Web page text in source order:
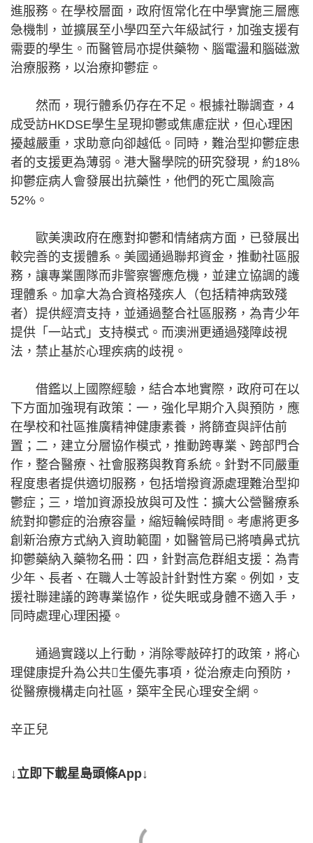
進服務。在學校層面，政府恆常化在中學實施三層應
急機制，並擴展至小學四至六年級試行，加強支援有
需要的學生。而醫管局亦提供藥物、腦電盪和腦磁激
治療服務，以治療抑鬱症。
然而，現行體系仍存在不足。根據社聯調查，4
成受訪HKDSE學生呈現抑鬱或焦慮症狀，但心理困
擾越嚴重，求助意向卻越低。同時，難治型抑鬱症患
者的支援更為薄弱。港大醫學院的研究發現，約18%
抑鬱症病人會發展出抗藥性，他們的死亡風險高
52%。
歐美澳政府在應對抑鬱和情緒病方面，已發展出
較完善的支援體系。美國通過聯邦資金，推動社區服
務，讓專業團隊而非警察響應危機，並建立協調的護
理體系。加拿大為合資格殘疾人（包括精神病致殘
者）提供經濟支持，並通過整合社區服務，為青少年
提供「一站式」支持模式。而澳洲更通過殘障歧視
法，禁止基於心理疾病的歧視。
借鑑以上國際經驗，結合本地實際，政府可在以
下方面加強現有政策：一，強化早期介入與預防，應
在學校和社區推廣精神健康素養，將篩查與評估前
置；二，建立分層協作模式，推動跨專業、跨部門合
作，整合醫療、社會服務與教育系統。針對不同嚴重
程度患者提供適切服務，包括增撥資源處理難治型抑
鬱症；三，增加資源投放與可及性：擴大公營醫療系
統對抑鬱症的治療容量，縮短輪候時間。考慮將更多
創新治療方式納入資助範圍，如醫管局已將噴鼻式抗
抑鬱藥納入藥物名冊：四，針對高危群組支援：為青
少年、長者、在職人士等設計針對性方案。例如，支
援社聯建議的跨專業協作，從失眠或身體不適入手，
同時處理心理困擾。
通過實踐以上行動，消除零敲碎打的政策，將心
理健康提升為公共生優先事項，從治療走向預防，
從醫療機構走向社區，築牢全民心理安全網。
辛正兒
↓立即下載星島頭條App↓